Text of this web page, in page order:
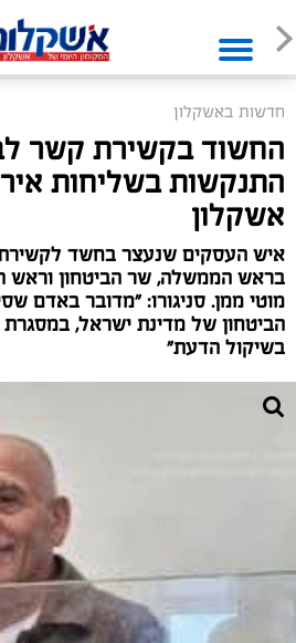
חדשות באשקלון
החשוד בקשירת קשר
התנקשות בשליחות
אשקלון
איש העסקים שנעצר בחשד
בראש הממשלה, שר הביטחון וראש
מוטי ממן. סניגורו: "מדובר באדם
הביטחון של מדינת ישראל,
בשיקול הדעת"